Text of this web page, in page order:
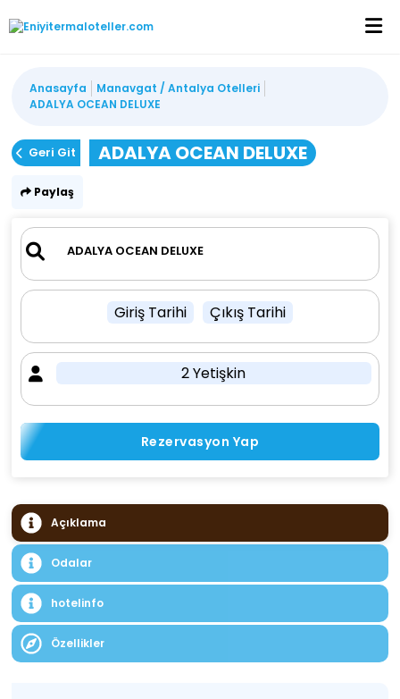
Anasayfa
Manavgat / Antalya Otelleri
ADALYA OCEAN DELUXE
Geri Git ADALYA OCEAN DELUXE
Paylaş
Giriş Tarihi Çıkış Tarihi
2 Yetişkin
Rezervasyon Yap
Açıklama
Odalar
hotelinfo
Özellikler